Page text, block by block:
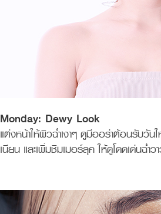
Monday: Dewy Look
แต่งหน้าให้ผิวฉ่ำเงาๆ ดูมีออร่าต้อนรับวัน
เนียน และเพิ่มชิมเมอร์ลุค ให้ดูโดดเด่นฉ่ำ